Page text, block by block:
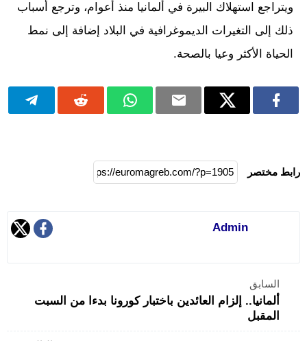
ويتراجع استهلاك البيرة في ألمانيا منذ أعوام، وترجع أسباب
ذلك إلى التغيرات الديموغرافية في البلاد إضافة إلى نمط
الحياة الأكثر وعيا بالصحة.
رابط مختصر
Admin
السابق
ألمانيا.. إلزام العائدين باختبار كورونا بدءا من السبت
المقبل